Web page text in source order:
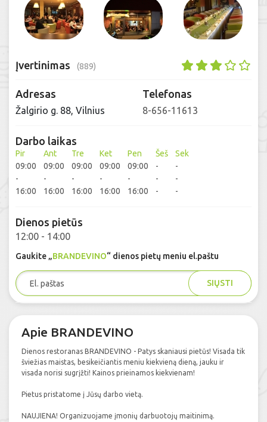
Įvertinimas (889)
Adresas
Žalgirio g. 88, Vilnius
Telefonas
8-656-11613
Darbo laikas
Pir
09:00
-
16:00
Ant
09:00
-
16:00
Tre
09:00
-
16:00
Ket
09:00
-
16:00
Pen
09:00
-
16:00
Šeš
-
-
-
Sek
-
-
-
Dienos pietūs
12:00 - 14:00
Gaukite „BRANDEVINO“ dienos pietų meniu el.paštu
SIŲSTI
Apie BRANDEVINO
Dienos restoranas BRANDEVINO - Patys skaniausi pietūs! Visada tik
šviežias maistas, besikeičiantis meniu kiekvieną dieną, jauku ir
visada norisi sugrįžti! Kainos prieinamos kiekvienam!
Pietus pristatome į Jūsų darbo vietą.
NAUJIENA! Organizuojame įmonių darbuotojų maitinimą.